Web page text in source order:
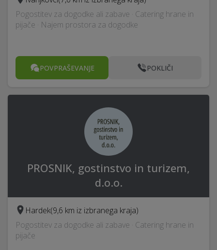
Pogostitev za dogodke ali zabave · Catering hrane in
pijače · Najem prostora za dogodke
POVPRAŠEVANJE POKLIČI
PROSNIK, gostinstvo in turizem,
d.o.o.
Hardek(9,6 km iz izbranega kraja)
Pogostitev za dogodke ali zabave · Catering hrane in
pijače